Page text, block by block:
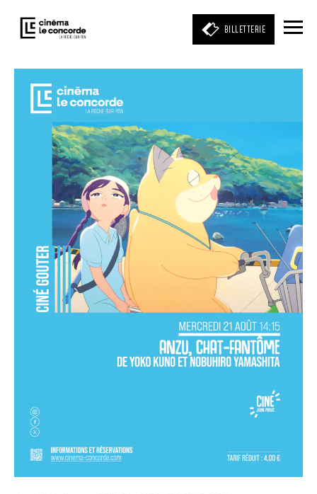
BILLETTERIE
Entrez votre mot clé
(film, réalisateur, acteur, événement)